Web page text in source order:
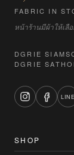
FABRIC IN
หน้าร้านมีผ้าให้เลื
DGRIE
DGRIE
LINE
SHOP